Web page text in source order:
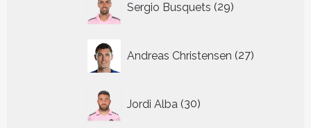
Sergio Busquets 29
producten
Andreas Christensen 27
producten
Jordi Alba 30
producten